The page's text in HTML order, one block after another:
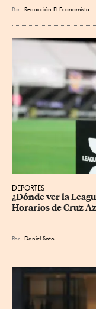
Por Redacción El Economista
DEPORTES
¿Dónde ver la
Horarios de Cruz
Por Daniel Soto